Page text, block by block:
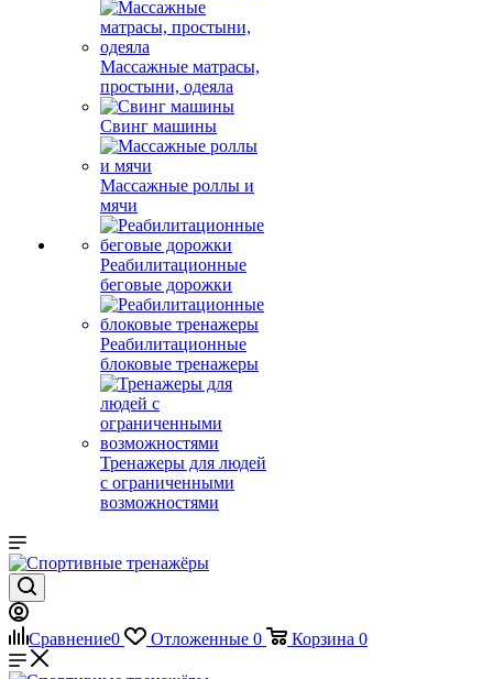
Массажные матрасы,
простыни, одеяла
Свинг машины
Массажные роллы и
мячи
Реабилитационные
беговые дорожки
Реабилитационные
блоковые тренажеры
Тренажеры для людей
с ограниченными
возможностями
Сравнение0 Отложенные 0 Корзина 0